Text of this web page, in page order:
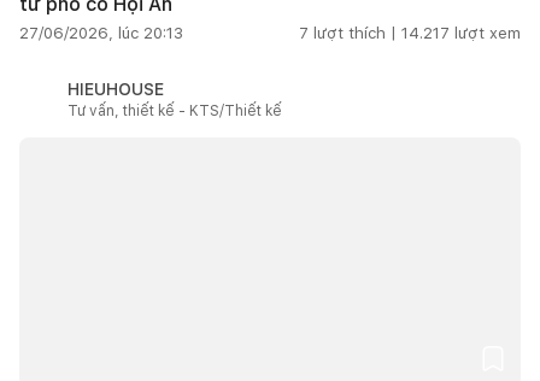
27/06/2026, lúc 20:13 7 lượt thích | 14.217 lượt xem
HIEUHOUSE
Tư vấn, thiết kế - KTS/Thiết kế